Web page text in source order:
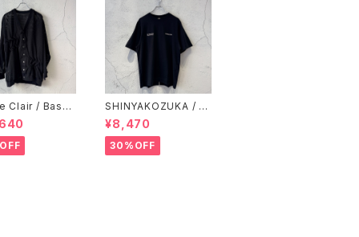
Clair / Baske
cardigan / Bl
SHINYAKOZUKA / O
RDINARY S/S TEE(IS
SUE#8) / BLACK
¥8,470
30%OFF